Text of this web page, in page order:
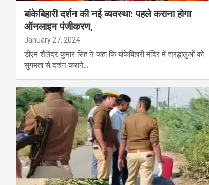
बांकेबिहारी दर्शन की नई व्यवस्था: पहले कराना होगा
ऑनलाइन पंजीकरण,
January 27, 2024
डीएम शैलेंद्र कुमार सिंह ने कहा कि बांकेबिहारी मंदिर में श्रद्धालुओं को
सुगमता से दर्शन कराने…